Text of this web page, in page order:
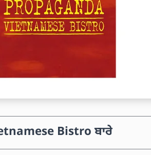
Bistro ਬਾਰੇ